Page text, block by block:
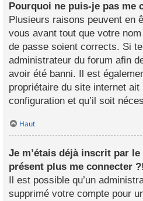
Pourquoi ne puis-je pas me
Plusieurs raisons peuvent en
vous avant tout que votre
de passe soient corrects. Si
administrateur du forum afin
avoir été banni. Il est
propriétaire du site internet ait
configuration et qu’il soit
Haut
Je m’étais déjà inscrit par
présent plus me connecter ?!
Il est possible qu’un
supprimé votre compte pour